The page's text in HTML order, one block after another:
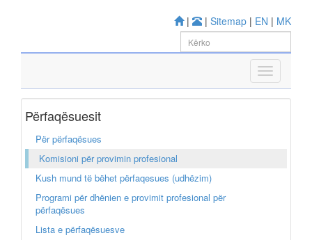
| | Sitemap | EN | MK
Përfaqësuesit
Për përfaqësues
Komisioni për provimin profesional
Kush mund të bëhet përfaqesues (udhëzim)
Programi për dhënien e provimit profesional për
përfaqësues
Lista e përfaqësuesve